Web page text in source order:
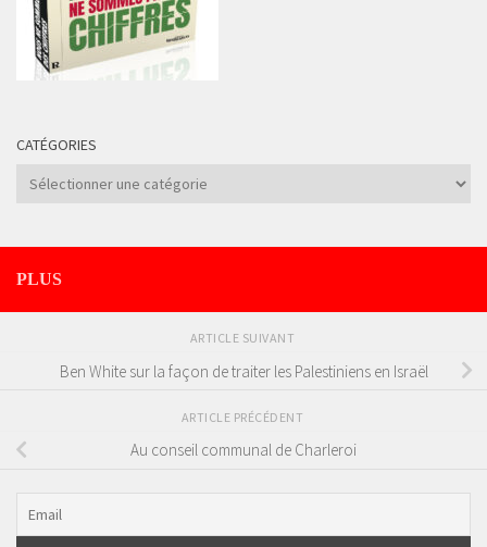
CATÉGORIES
Catégories
PLUS
ARTICLE SUIVANT
Ben White sur la façon de traiter les Palestiniens en Israël
ARTICLE PRÉCÉDENT
Au conseil communal de Charleroi